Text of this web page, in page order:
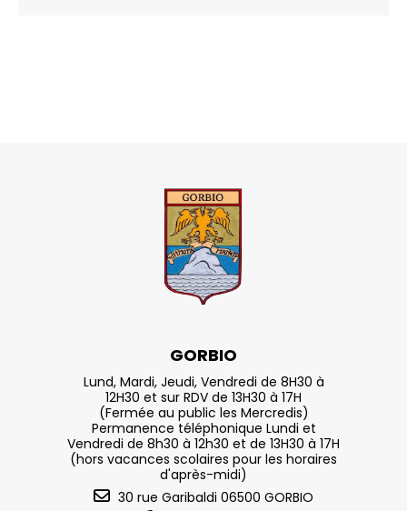
GORBIO
Lund, Mardi, Jeudi, Vendredi de 8H30 à
12H30 et sur RDV de 13H30 à 17H
(Fermée au public les Mercredis)
Permanence téléphonique Lundi et
Vendredi de 8h30 à 12h30 et de 13H30 à 17H
(hors vacances scolaires pour les horaires
d'après-midi)
30 rue Garibaldi 06500 GORBIO